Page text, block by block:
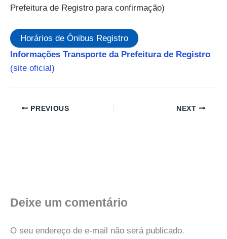
Prefeitura de Registro para confirmação)
Horários de Ônibus Registro
Informações Transporte da Prefeitura de Registro
(site oficial)
PREVIOUS NEXT
Deixe um comentário
O seu endereço de e-mail não será publicado.